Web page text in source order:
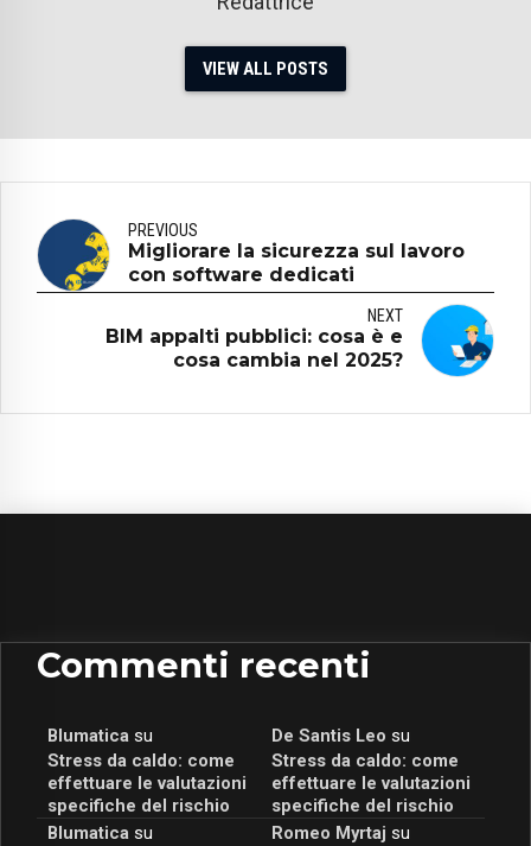
VIEW ALL POSTS
PREVIOUS
Migliorare la sicurezza sul lavoro
con software dedicati
NEXT
BIM appalti pubblici: cosa è e
cosa cambia nel 2025?
Commenti recenti
Blumaticasu
Stress da caldo: come
effettuare le valutazioni
specifiche del rischio
De Santis Leo su
Stress da caldo: come
effettuare le valutazioni
specifiche del rischio
Blumaticasu
Romeo Myrtaj su